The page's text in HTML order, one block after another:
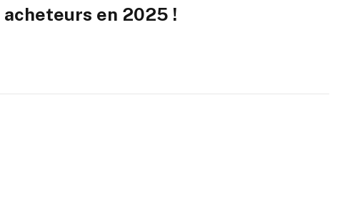
en 2025 !